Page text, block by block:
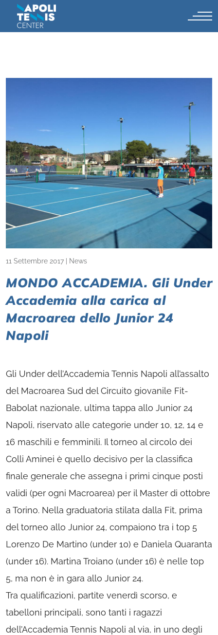
11 Settembre 2017 News
MONDO ACCADEMIA. Gli Under
Accademia alla carica al
Macroarea dello Junior 24
Napoli
Gli Under dell’Accademia Tennis Napoli all’assalto
del Macroarea Sud del Circuito giovanile Fit-
Babolat nazionale, ultima tappa allo Junior 24
Napoli, riservato alle categorie under 10, 12, 14 e
16 maschili e femminili. Il torneo al circolo dei
Colli Aminei è quello decisivo per la classifica
finale generale che assegna i primi cinque posti
validi (per ogni Macroarea) per il Master di ottobre
a Torino. Nella graduatoria stilata dalla Fit, prima
del torneo allo Junior 24, compaiono tra i top 5
Lorenzo De Martino (under 10) e Daniela Quaranta
(under 16). Martina Troiano (under 16) è nelle top
5, ma non è in gara allo Junior 24.
Tra qualificazioni, partite venerdì scorso, e
tabelloni principali, sono tanti i ragazzi
dell’Accademia Tennis Napoli al via, in uno degli